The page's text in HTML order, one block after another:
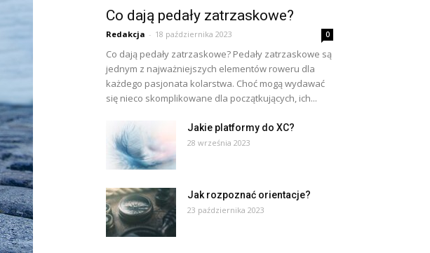
Co dają pedały zatrzaskowe?
Redakcja - 18 października 2023 0
Co dają pedały zatrzaskowe? Pedały zatrzaskowe są
jednym z najważniejszych elementów roweru dla
każdego pasjonata kolarstwa. Choć mogą wydawać
się nieco skomplikowane dla początkujących, ich...
Jakie platformy do XC?
28 września 2023
Jak rozpoznać orientacje?
23 października 2023